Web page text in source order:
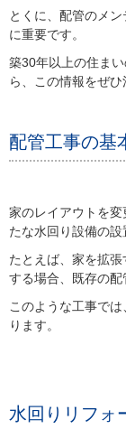
とくに、配管のメ
に重要です。
築30年以上の住ま
ら、この情報をぜひ
配管工事の基
家のレイアウトを
たな水回り設備の設
たとえば、家を拡
する場合、既存の配
このような工事で
ります。
水回りリフォ